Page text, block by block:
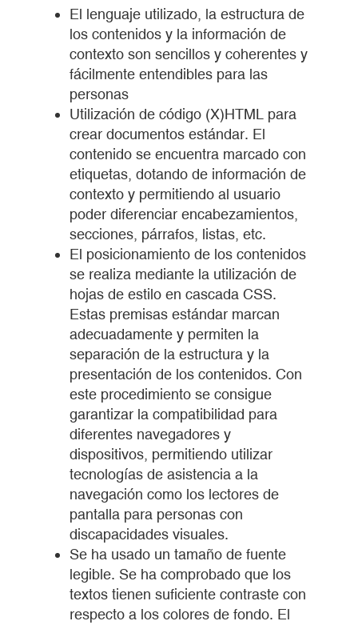
El lenguaje utilizado, la estructura de
los contenidos y la información de
contexto son sencillos y coherentes y
fácilmente entendibles para las
personas
Utilización de código (X)HTML para
crear documentos estándar. El
contenido se encuentra marcado con
etiquetas, dotando de información de
contexto y permitiendo al usuario
poder diferenciar encabezamientos,
secciones, párrafos, listas, etc.
El posicionamiento de los contenidos
se realiza mediante la utilización de
hojas de estilo en cascada CSS.
Estas premisas estándar marcan
adecuadamente y permiten la
separación de la estructura y la
presentación de los contenidos. Con
este procedimiento se consigue
garantizar la compatibilidad para
diferentes navegadores y
dispositivos, permitiendo utilizar
tecnologías de asistencia a la
navegación como los lectores de
pantalla para personas con
discapacidades visuales.
Se ha usado un tamaño de fuente
legible. Se ha comprobado que los
textos tienen suficiente contraste con
respecto a los colores de fondo. El